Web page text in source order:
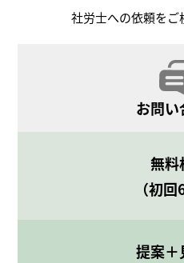
社労士への依頼を
お問い
無料
（初回
提案＋